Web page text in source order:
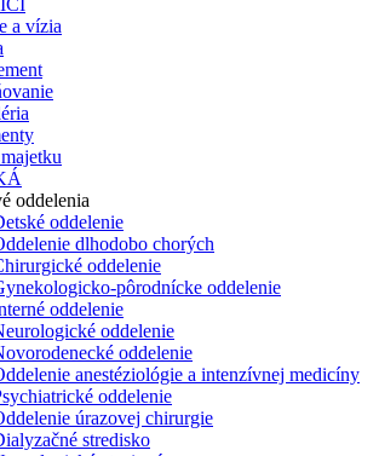
a vízia
oddelenia
oddelenie
dlhodobo chorých
oddelenie
pôrodnícke oddelenie
oddelenie
oddelenie
oddelenie
anestéziológie a intenzívnej medicíny
oddelenie
úrazovej chirurgie
stredisko